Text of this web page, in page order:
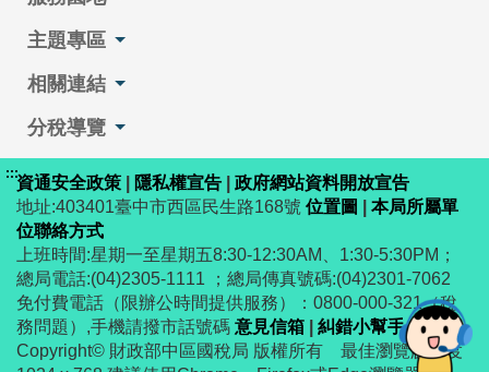
主題專區
相關連結
分稅導覽
:::資通安全政策 隱私權宣告
政府網站資料開放宣告
地址:403401臺中市西區民生路168號 位置圖
本局所屬單
位聯絡方式
上班時間:星期一至星期五8:30-12:30AM、1:30-5:30PM；
總局電話:(04)2305-1111 ；總局傳真號碼:(04)2301-7062
免付費電話（限辦公時間提供服務）：0800-000-321（稅
務問題）,手機請撥市話號碼 意見信箱
糾錯小幫手
Copyright© 財政部中區國稅局 版權所有 最佳瀏覽解析度